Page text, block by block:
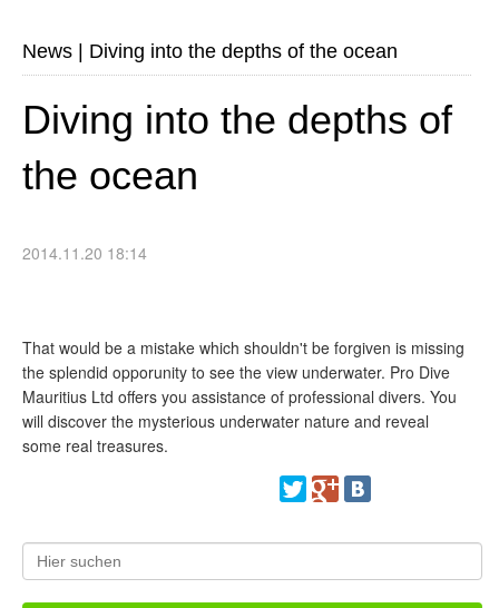
News Diving into the depths of the ocean
Diving into the depths of
the ocean
2014.11.20 18:14
That would be a mistake which shouldn't be forgiven is missing
the splendid opporunity to see the view underwater. Pro Dive
Mauritius Ltd offers you assistance of professional divers. You
will discover the mysterious underwater nature and reveal
some real treasures.